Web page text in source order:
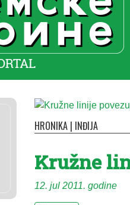
HRONIKA | INĐIJA
Kru­žne
12. jul 2011. godine